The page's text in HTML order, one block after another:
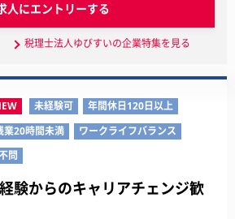
人にエントリーする
税理士法人ゆびすいの企業特集を見る
未経験可
年間休日120日以上
業20時間未満
ワークライフバランス
問
験からのキャリアチェンジ歓